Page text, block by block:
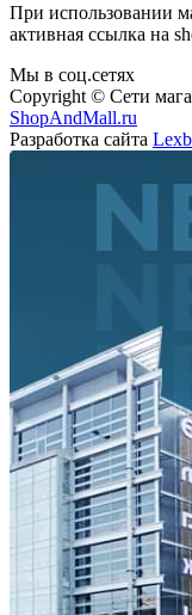
При использовании
активная ссылка на
Мы в соц.сетях
Copyright © Сети
ShopAndMall.ru
Разработка сайта